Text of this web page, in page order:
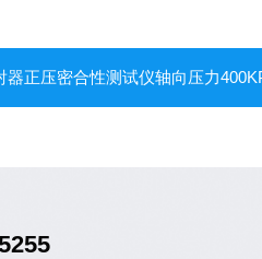
器正压密合性测试仪轴向压力